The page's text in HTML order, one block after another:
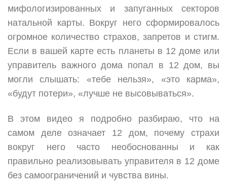
мифологизированных и запуганных секторов
натальной карты. Вокруг него сформировалось
огромное количество страхов, запретов и стигм.
Если в вашей карте есть планеты в 12 доме или
управитель важного дома попал в 12 дом, вы
могли слышать: «тебе нельзя», «это карма»,
«будут потери», «лучше не высовываться».
В этом видео я подробно разбираю, что на
самом деле означает 12 дом, почему страхи
вокруг него часто необоснованны и как
правильно реализовывать управителя в 12 доме
без самоограничений и чувства вины.